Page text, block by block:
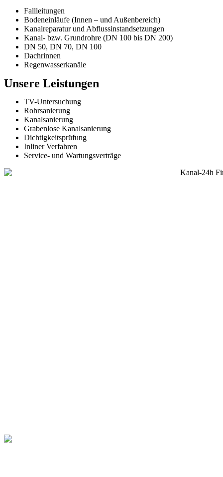
Fallleitungen
Bodeneinläufe (Innen – und Außenbereich)
Kanalreparatur und Abflussinstandsetzungen
Kanal- bzw. Grundrohre (DN 100 bis DN 200)
DN 50, DN 70, DN 100
Dachrinnen
Regenwasserkanäle
Unsere Leistungen
TV-Untersuchung
Rohrsanierung
Kanalsanierung
Grabenlose Kanalsanierung
Dichtigkeitsprüfung
Inliner Verfahren
Service- und Wartungsverträge